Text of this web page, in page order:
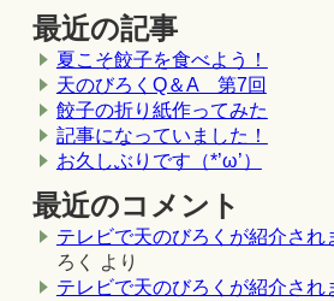
最近の記事
夏こそ餃子を食べよう！
天のびろくQ＆A 第7回
餃子の折り紙作ってみた
記事になっていました！
お久しぶりです（*’ω’）
最近のコメント
テレビで天のびろくが紹介され
ろく
より
テレビで天のびろくが紹介され